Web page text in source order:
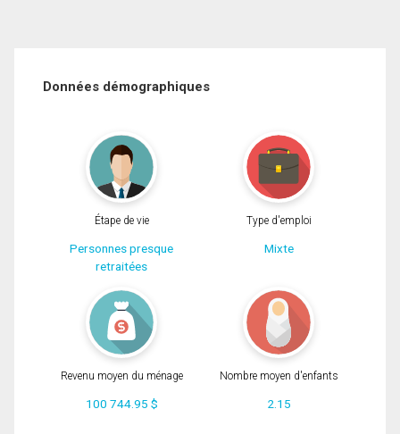
Données démographiques
Étape de vie
Personnes presque
retraitées
Type d'emploi
Mixte
Revenu moyen du ménage
100 744.95 $
Nombre moyen d'enfants
2.15